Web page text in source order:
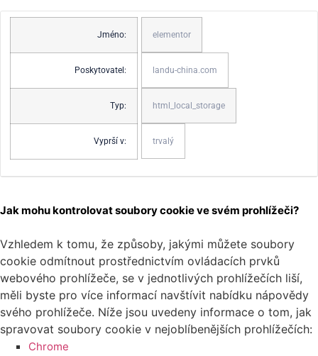
Jméno: elementor
Poskytovatel: landu-china.com
Typ: html_local_storage
Vyprší v: trvalý
Jak mohu kontrolovat soubory cookie ve svém prohlížeči?
Vzhledem k tomu, že způsoby, jakými můžete soubory
cookie odmítnout prostřednictvím ovládacích prvků
webového prohlížeče, se v jednotlivých prohlížečích liší,
měli byste pro více informací navštívit nabídku nápovědy
svého prohlížeče. Níže jsou uvedeny informace o tom, jak
spravovat soubory cookie v nejoblíbenějších prohlížečích:
Chrome